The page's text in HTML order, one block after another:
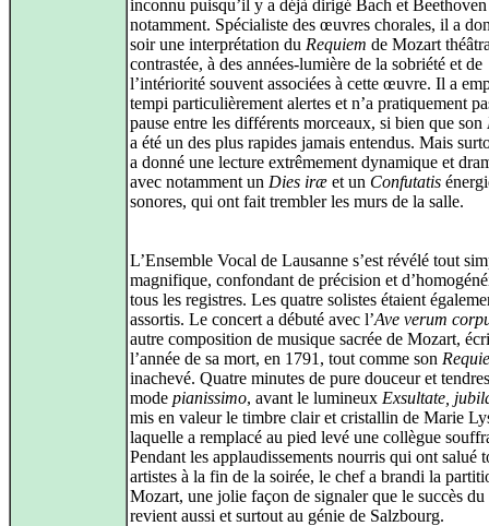
inconnu puisqu’il y a déjà dirigé Bach et Beethoven
notamment. Spécialiste des œuvres chorales, il a
soir une interprétation du Requiem de Mozart
contrastée, à des années‑lumière de la sobriété et de
l’intériorité souvent associées à cette œuvre. Il a
tempi particulièrement alertes et n’a pratiquement
pause entre les différents morceaux, si bien que son
a été un des plus rapides jamais entendus. Mais
a donné une lecture extrêmement dynamique et
avec notamment un Dies iræ et un Confutatis
sonores, qui ont fait trembler les murs de la salle.
L’Ensemble Vocal de Lausanne s’est révélé tout
magnifique, confondant de précision et
tous les registres. Les quatre solistes étaient
assortis. Le concert a débuté avec l’Ave verum
autre composition de musique sacrée de Mozart,
l’année de sa mort, en 1791, tout comme son
inachevé. Quatre minutes de pure douceur et
mode pianissimo, avant le lumineux Exsultate,
mis en valeur le timbre clair et cristallin de Marie
laquelle a remplacé au pied levé une collègue
Pendant les applaudissements nourris qui ont salué
artistes à la fin de la soirée, le chef a brandi la
Mozart, une jolie façon de signaler que le succès du
revient aussi et surtout au génie de Salzbourg.